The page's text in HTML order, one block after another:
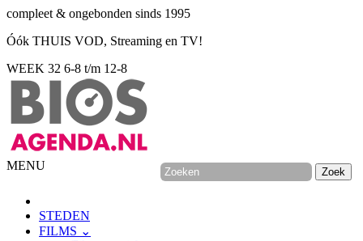
compleet & ongebonden sinds 1995
Óók THUIS VOD, Streaming en TV!
WEEK 32 6-8 t/m 12-8
MENU
STEDEN
FILMS ⌄